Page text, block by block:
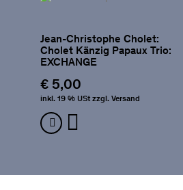
Jean-Christophe Cholet:
Cholet Känzig Papaux Trio:
EXCHANGE
€ 5,00
inkl. 19 % USt zzgl. Versand